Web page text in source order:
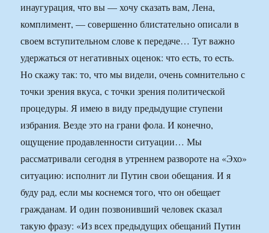
инаугурация, что вы — хочу сказать вам, Лена,
комплимент, — совершенно блистательно описали в
своем вступительном слове к передаче… Тут важно
удержаться от негативных оценок: что есть, то есть.
Но скажу так: то, что мы видели, очень сомнительно с
точки зрения вкуса, с точки зрения политической
процедуры. Я имею в виду предыдущие ступени
избрания. Везде это на грани фола. И конечно,
ощущение продавленности ситуации… Мы
рассматривали сегодня в утреннем развороте на «Эхо»
ситуацию: исполнит ли Путин свои обещания. И я
буду рад, если мы коснемся того, что он обещает
гражданам. И один позвонивший человек сказал
такую фразу: «Из всех предыдущих обещаний Путин